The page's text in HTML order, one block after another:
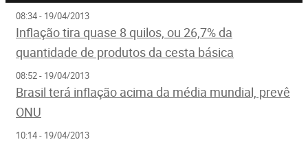
08:34 - 19/04/2013
Inflação tira quase 8 quilos, ou 26,7% da
quantidade de produtos da cesta básica
08:52 - 19/04/2013
Brasil terá inflação acima da média mundial, prevê
ONU
10:14 - 19/04/2013